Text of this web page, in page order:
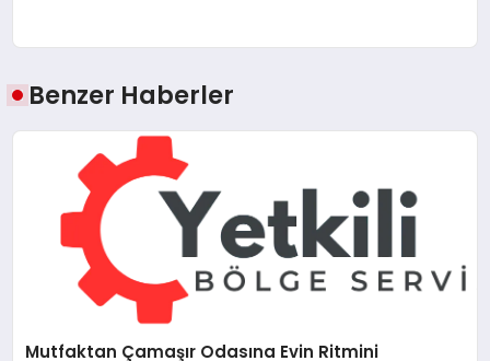
Benzer Haberler
Mutfaktan Çamaşır Odasına Evin Ritmini